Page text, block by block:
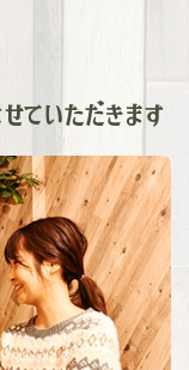
ていただきます